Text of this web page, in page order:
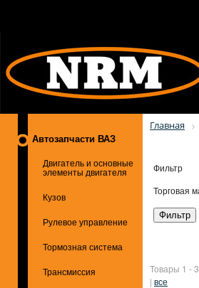
Автозапчасти ВАЗ
Двигатель и основные
элементы двигателя
Кузов
Рулевое управление
Тормозная система
Трансмиссия
Главная
Фильтр
Торговая
Товары 1 -
| все